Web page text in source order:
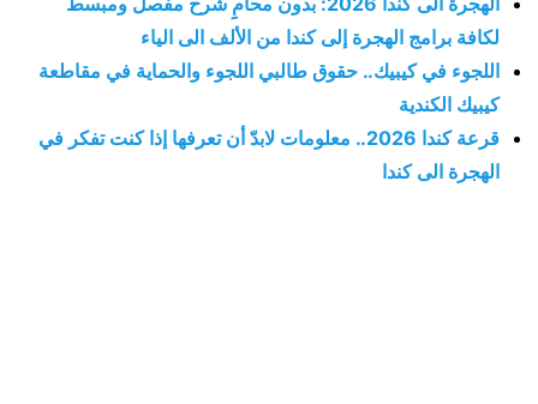
لكافة برامج الهجرة إلى كندا من الألف الى الياء
اللجوء في كيبيك.. حقوق طالبي اللجوء والحماية في مقاطعة
كيبيك الكندية
قرعة كندا 2026.. معلومات لابدّ أن تعرفها إذا كنت تفكر في
الهجرة الى كندا